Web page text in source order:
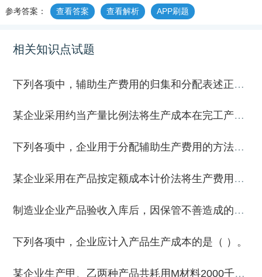
参考答案： 查看答案 查看解析 APP刷题
相关知识点试题
下列各项中，辅助生产费用的归集和分配表述正确的有（ ）。
某企业采用约当产量比例法将生产成本在完工产品和在产品之间进行分配。M产品经两道工序加工而成，单位工时定额200小时（其中第一工序150小时，第二工序50小时），各工序在产品在本工序的完工程度为50%。第二工序月末的在产品数量为3000件，不考虑其他因素，第二工序在产品约当产量为（ ）件。
下列各项中，企业用于分配辅助生产费用的方法有（ ）。
某企业采用在产品按定额成本计价法将生产费用在完工产品和在产品间进行分配。2020年8月，该企业基本生产车间月初在产品定额成本为28万元，当月发生生产费用132万元，月末在产品定额成本为32万元。不考虑其他因素，当月完工产品成本为（ ）万元。
制造业企业产品验收入库后，因保管不善造成的产品损失，应通过“废品损失”科目核算。
下列各项中，企业应计入产品生产成本的是（ ）。
某企业生产甲、乙两种产品共耗用M材料2000千克，每千克20元，本月耗用材料成本共计40000元。本月生产甲产品300件、乙产品200件。甲、乙产品的材料消耗定额分别为10千克和25千克。采用定额消耗量比例分配法，该企业本月甲产品分配的M材料费用为（ ）元。